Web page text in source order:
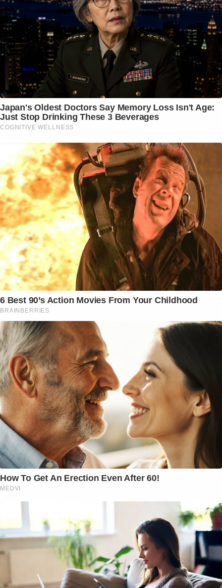
Japan's Oldest Doctors Say Memory Loss Isn't Age:
Just Stop Drinking These 3 Beverages
COGNITIVE WELLNESS
6 Best 90’s Action Movies From Your Childhood
BRAINBERRIES
How To Get An Erection Even After 60!
MEDVI